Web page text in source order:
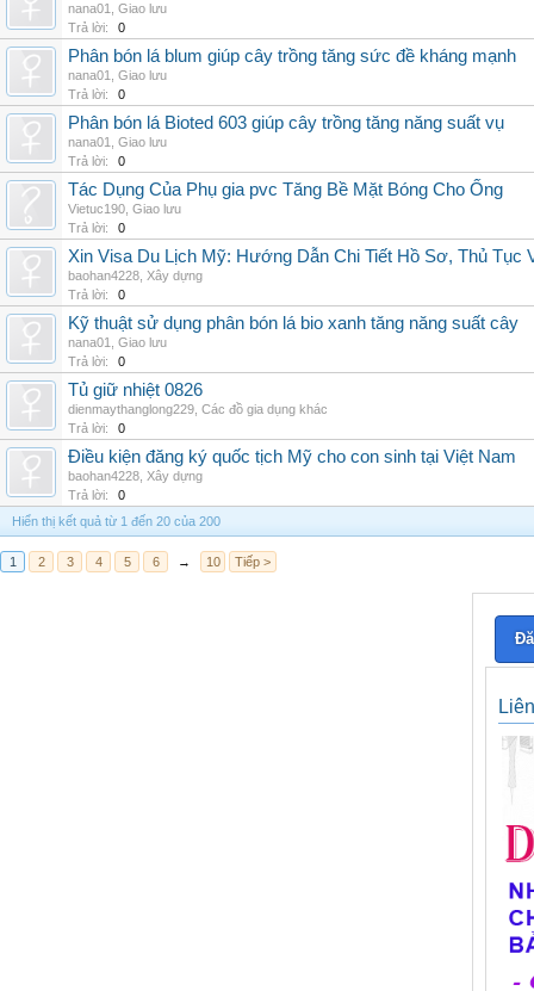
nana01
Giao lưu
Trả lời:
0
Phân bón lá blum giúp cây trồng tăng sức đề kháng mạnh
nana01
Giao lưu
Trả lời:
0
Phân bón lá Bioted 603 giúp cây trồng tăng năng suất vụ
nana01
Giao lưu
Trả lời:
0
Tác Dụng Của Phụ gia pvc Tăng Bề Mặt Bóng Cho Ống
Vietuc190 Giao lưu
Trả lời:
0
Xin Visa Du Lịch Mỹ: Hướng Dẫn Chi Tiết Hồ Sơ, Thủ Tục
baohan4228 Xây dựng
Trả lời:
0
Kỹ thuật sử dụng phân bón lá bio xanh tăng năng suất cây
nana01
Giao lưu
Trả lời:
0
Tủ giữ nhiệt 0826
dienmaythanglong229 Các đồ gia dụng khác
Trả lời:
0
Điều kiện đăng ký quốc tịch Mỹ cho con sinh tại Việt Nam
baohan4228 Xây dựng
Trả lời:
0
Hiển thị kết quả từ 1 đến 20 của 200
1 2 3 4 5 6 → 10 Tiếp >